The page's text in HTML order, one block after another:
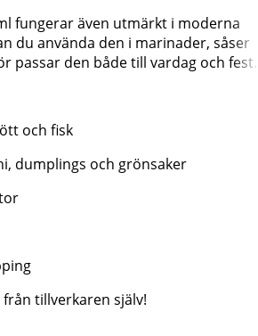
fungerar även utmärkt i moderna
du använda den i marinader, såser
passar den både till vardag och fest.
och fisk
dumplings och grönsaker
tillverkaren själv!